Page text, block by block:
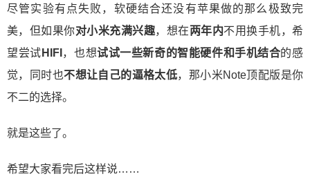
尽管实验有点失败，软硬结合还没有苹果做的那么极致完
美，但如果你对小米充满兴趣，想在两年内不用换手机，希
望尝试 HIFI ，也想试试一些新奇的智能硬件和手机结合的感
觉，同时也不想让自己的逼格太低，那小米Note顶配版是你
不二的选择。
就是这些了。
希望大家看完后这样说……